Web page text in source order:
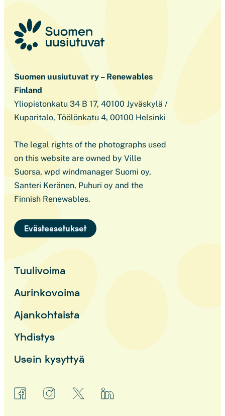
Suomen uusiutuvat ry – Renewables
Finland
Yliopistonkatu 34 B 17, 40100 Jyväskylä /
Kuparitalo, Töölönkatu 4, 00100 Helsinki
The legal rights of the photographs used
on this website are owned by Ville
Suorsa, wpd windmanager Suomi oy,
Santeri Keränen, Puhuri oy and the
Finnish Renewables.
Evästeasetukset
Tuulivoima
Aurinkovoima
Ajankohtaista
Yhdistys
Usein kysyttyä
facebookinstagram linkedin